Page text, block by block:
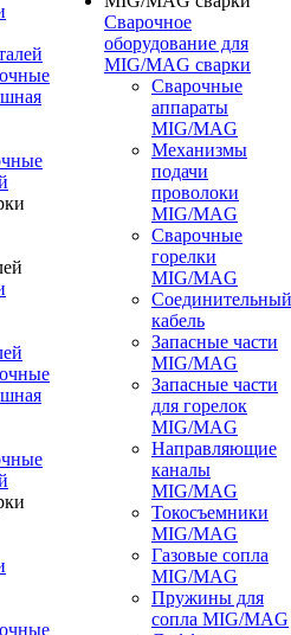
Сварочное
оборудование для
MIG/MAG сварки
Сварочные
аппараты
MIG/MAG
Механизмы
подачи
проволоки
MIG/MAG
Сварочные
горелки
MIG/MAG
Соединительный
кабель
Запасные части
MIG/MAG
Запасные части
для горелок
MIG/MAG
Направляющие
каналы
MIG/MAG
Токосъемники
MIG/MAG
Газовые сопла
MIG/MAG
Пружины для
сопла MIG/MAG